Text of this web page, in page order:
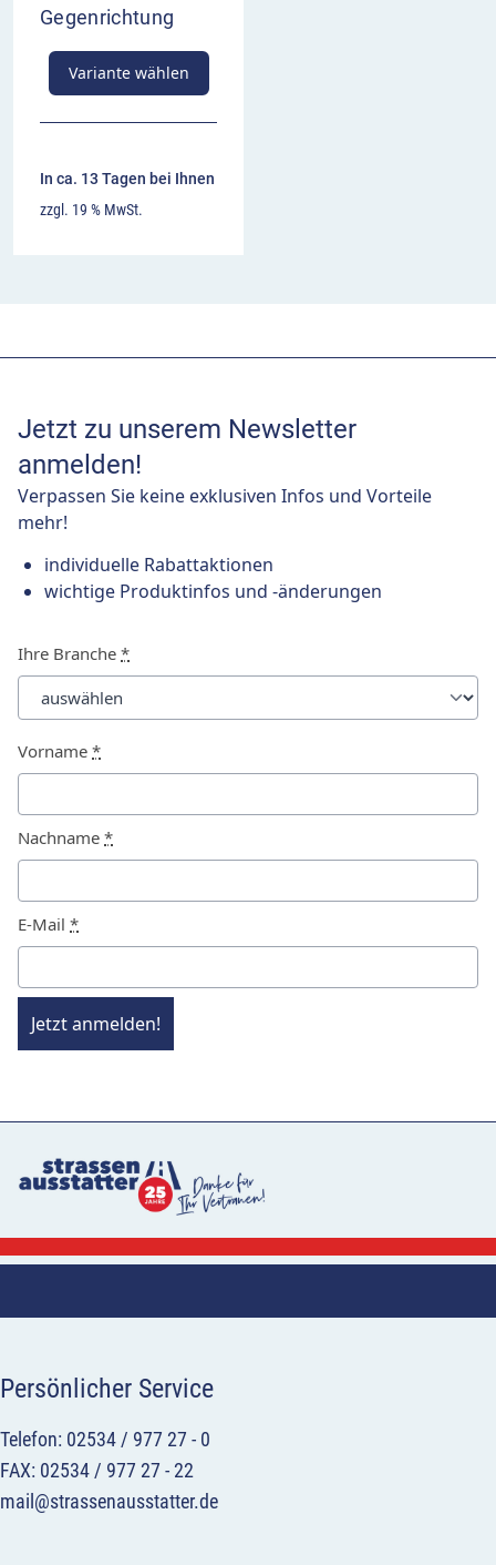
Gegenrichtung
Variante wählen
In ca. 13 Tagen bei Ihnen
zzgl. 19 % MwSt.
Jetzt zu unserem Newsletter
anmelden!
Verpassen Sie keine exklusiven Infos und Vorteile
mehr!
individuelle Rabattaktionen
wichtige Produktinfos und -änderungen
Ihre Branche *
Vorname *
Nachname *
E-Mail *
Jetzt anmelden!
Persönlicher Service
Telefon: 02534 / 977 27 - 0
FAX: 02534 / 977 27 - 22
mail@strassenausstatter.de